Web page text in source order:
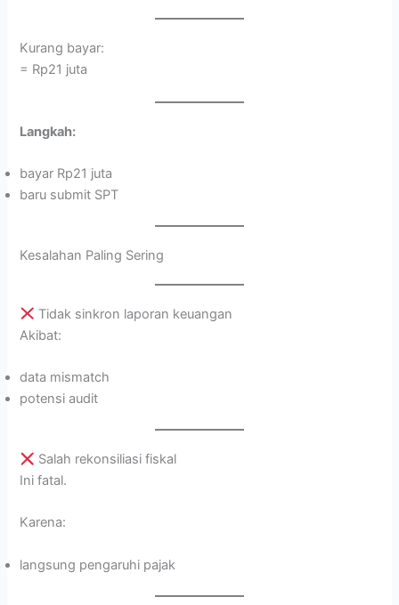
Kurang bayar:
= Rp21 juta
Langkah:
bayar Rp21 juta
baru submit SPT
Kesalahan Paling Sering
Tidak sinkron laporan keuangan
Akibat:
data mismatch
potensi audit
Salah rekonsiliasi fiskal
Ini fatal.
Karena:
langsung pengaruhi pajak